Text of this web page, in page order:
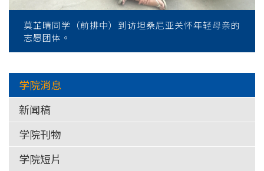
莫芷晴同学（前排中）到访坦桑尼亚关怀年轻母亲的
志愿团体。
学院消息
新闻稿
学院刊物
学院短片